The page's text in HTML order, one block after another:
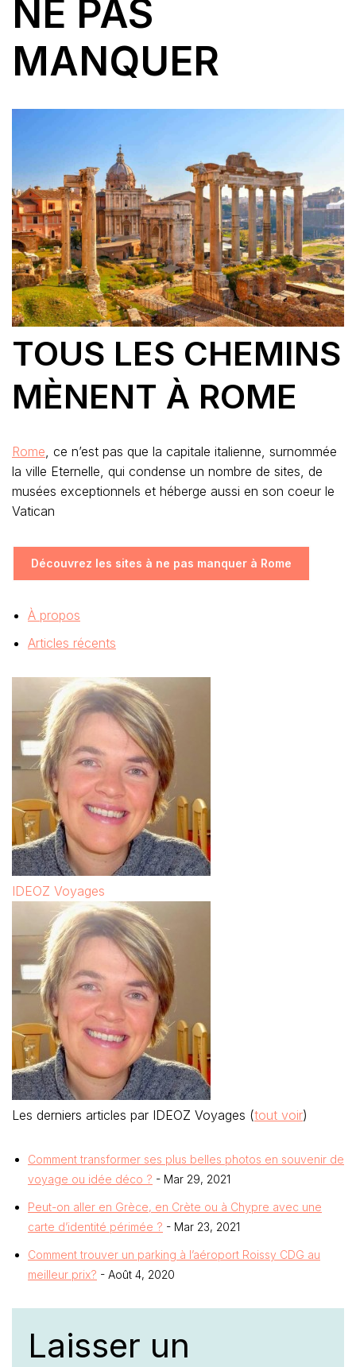
NE PAS
MANQUER
TOUS LES CHEMINS
MÈNENT À ROME
Rome, ce n’est pas que la capitale italienne, surnommée
la ville Eternelle, qui condense un nombre de sites, de
musées exceptionnels et héberge aussi en son coeur le
Vatican
Découvrez les sites à ne pas manquer à Rome
À propos
Articles récents
IDEOZ Voyages
Les derniers articles par IDEOZ Voyages (tout voir)
Comment transformer ses plus belles photos en souvenir de
voyage ou idée déco ? - Mar 29, 2021
Peut-on aller en Grèce, en Crète ou à Chypre avec une
carte d’identité périmée ? - Mar 23, 2021
Comment trouver un parking à l’aéroport Roissy CDG au
meilleur prix? - Août 4, 2020
Laisser un